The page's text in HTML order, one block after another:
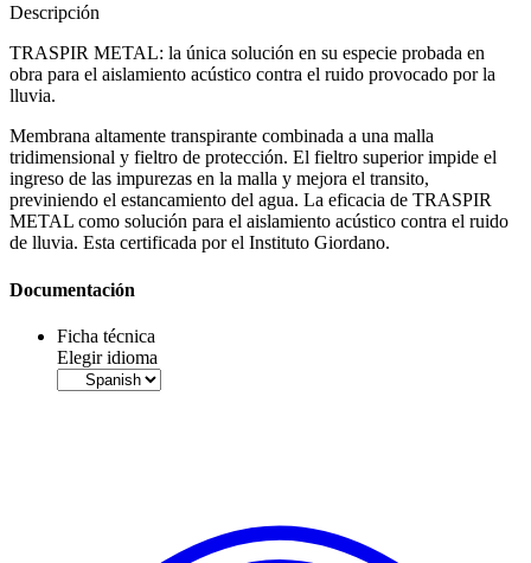
Descripción
TRASPIR METAL: la única solución en su especie probada en
obra para el aislamiento acústico contra el ruido provocado por la
lluvia.
Membrana altamente transpirante combinada a una malla
tridimensional y fieltro de protección. El fieltro superior impide el
ingreso de las impurezas en la malla y mejora el transito,
previniendo el estancamiento del agua. La eficacia de TRASPIR
METAL como solución para el aislamiento acústico contra el ruido
de lluvia. Esta certificada por el Instituto Giordano.
Documentación
Ficha técnica
Elegir idioma